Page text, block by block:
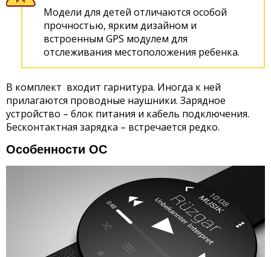
Модели для детей отличаются особой
прочностью, ярким дизайном и
встроенным GPS модулем для
отслеживания местоположения ребенка.
В комплект входит гарнитура. Иногда к ней
прилагаются проводные наушники. Зарядное
устройство – блок питания и кабель подключения.
Бесконтактная зарядка – встречается редко.
Особенности ОС